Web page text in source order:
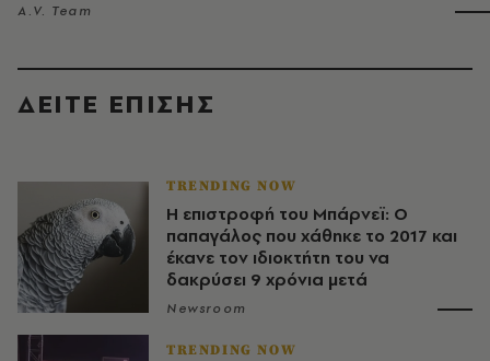
A.V. Team
ΔΕΙΤΕ ΕΠΙΣΗΣ
TRENDING NOW
Η επιστροφή του Μπάρνεϊ: Ο
παπαγάλος που χάθηκε το 2017 και
έκανε τον ιδιοκτήτη του να
δακρύσει 9 χρόνια μετά
Newsroom
TRENDING NOW